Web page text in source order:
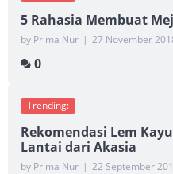
5 Rahasia Membuat
by Prima Nur | 27 November
0
Trending:
Rekomendasi Lem
Lantai dari Akasia
by Prima Nur | 22 September